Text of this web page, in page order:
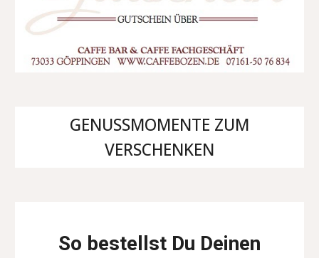
GENUSSMOMENTE ZUM
VERSCHENKEN
So bestellst Du Deinen